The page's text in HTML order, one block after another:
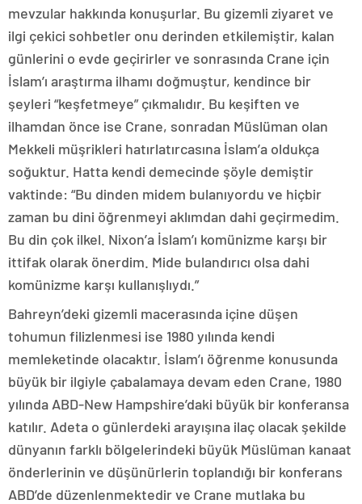
mevzular hakkında konuşurlar. Bu gizemli ziyaret ve
ilgi çekici sohbetler onu derinden etkilemiştir, kalan
günlerini o evde geçirirler ve sonrasında Crane için
İslam’ı araştırma ilhamı doğmuştur, kendince bir
şeyleri “keşfetmeye” çıkmalıdır. Bu keşiften ve
ilhamdan önce ise Crane, sonradan Müslüman olan
Mekkeli müşrikleri hatırlatırcasına İslam’a oldukça
soğuktur. Hatta kendi demecinde şöyle demiştir
vaktinde: “Bu dinden midem bulanıyordu ve hiçbir
zaman bu dini öğrenmeyi aklımdan dahi geçirmedim.
Bu din çok ilkel. Nixon’a İslam’ı komünizme karşı bir
ittifak olarak önerdim. Mide bulandırıcı olsa dahi
komünizme karşı kullanışlıydı.”
Bahreyn’deki gizemli macerasında içine düşen
tohumun filizlenmesi ise 1980 yılında kendi
memleketinde olacaktır. İslam’ı öğrenme konusunda
büyük bir ilgiyle çabalamaya devam eden Crane, 1980
yılında ABD-New Hampshire’daki büyük bir konferansa
katılır. Adeta o günlerdeki arayışına ilaç olacak şekilde
dünyanın farklı bölgelerindeki büyük Müslüman kanaat
önderlerinin ve düşünürlerin toplandığı bir konferans
ABD’de düzenlenmektedir ve Crane mutlaka bu